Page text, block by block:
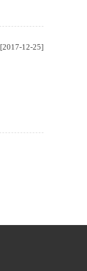
[2017-12-25]